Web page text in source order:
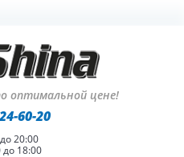
оптимальной цене!
60-20
20:00
до 18:00